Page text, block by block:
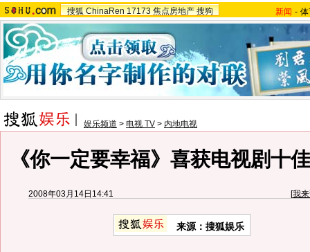
搜狐 ChinaRen 17173 焦点房地产 搜狗 新闻 -
娱乐频道 > 电视 TV > 内地电视
《你一定要幸福》喜获电视剧十
2008年03月14日14:41 [我
来源：搜狐娱乐